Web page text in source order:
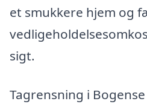
et smukkere hjem og
sigt.
Tagrensning i